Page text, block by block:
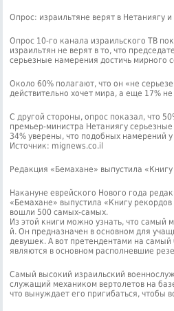
Опрос: израильтяне верят в Нетаниягу
Опрос 10-го канала израильского ТВ
израильтян не верят в то, что
серьезные намерения достичь мирного
Около 60% полагают, что он «не
действительно хочет мира, а еще 17%
С другой стороны, опрос показал, что
премьер-министра Нетаниягу
34% уверены, что подобных намерений
Источник: mignews.co.il
Редакция «Бемахане» выпустила
Накануне еврейского Нового года
«Бемахане» выпустила «Книгу
вошли 500 самых-самых.
Из этой книги можно узнать, что самый
й. Он предназначен в основном для
девушек. А вот претендентами на
являются в основном располневшие
Самый высокий израильский
служащий механиком вертолетов на
что вынуждает его пригибаться, чтобы